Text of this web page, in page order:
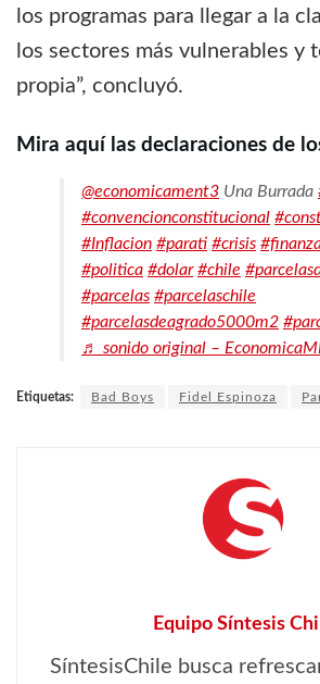
los programas para llegar a la
los sectores más vulnerables y
propia”, concluyó.
Mira aquí las declaraciones de
@economicament3 Una Burrada
#convencionconstitucional
#Inflacion #parati #crisis
#politica #dolar #chile
#parcelas #parcelaschile
#parcelasdeagrado5000m2
♬ sonido original –
Etiquetas: Bad Boys Fidel Espinoza
Equipo Síntesis
SíntesisChile busca